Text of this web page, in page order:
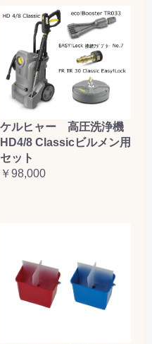
ケルヒャー 高圧洗浄機
HD4/8 Classicビルメン用
セット
￥98,000